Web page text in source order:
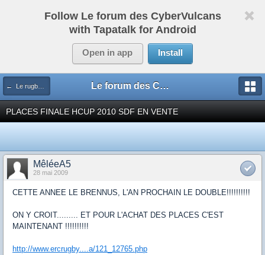
Follow Le forum des CyberVulcans
with Tapatalk for Android
Open in app Install
← Le rugby international Le forum des CyberVulcans
PLACES FINALE HCUP 2010 SDF EN VENTE
MêléeA5
28 mai 2009
CETTE ANNEE LE BRENNUS, L'AN PROCHAIN LE DOUBLE!!!!!!!!!!
ON Y CROIT......... ET POUR L'ACHAT DES PLACES C'EST
MAINTENANT !!!!!!!!!!
http://www.ercrugby....a/121_12765.php